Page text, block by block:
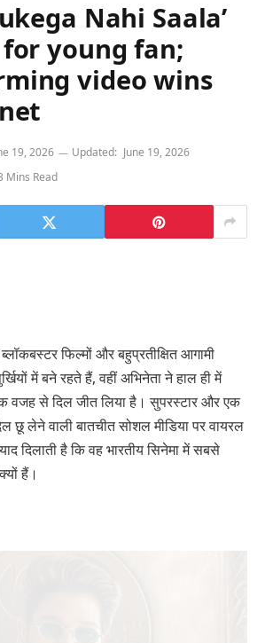
Nahi Saala’
young fan;
video wins
19, 2026 Updated: June 19, 2026
Mins Read
फिल्मों और बहुप्रतीक्षित आगामी
में बने रहते हैं, वहीं अभिनेता ने हाल ही में
वजह से दिल जीत लिया है। सुपरस्टार और एक
छू लेने वाली बातचीत सोशल मीडिया पर वायरल
दिलाती है कि वह भारतीय सिनेमा में सबसे
हैं।